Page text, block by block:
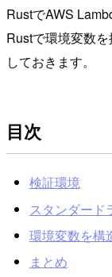
RustでAWS
Rustで環境変数
しておきます。
目次
検証環境
スタンダード
環境変数を構
まとめ